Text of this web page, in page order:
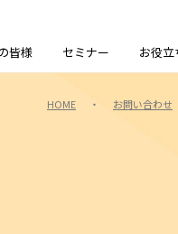
皆様
セミナー お役
HOME ・ お問い合わせ